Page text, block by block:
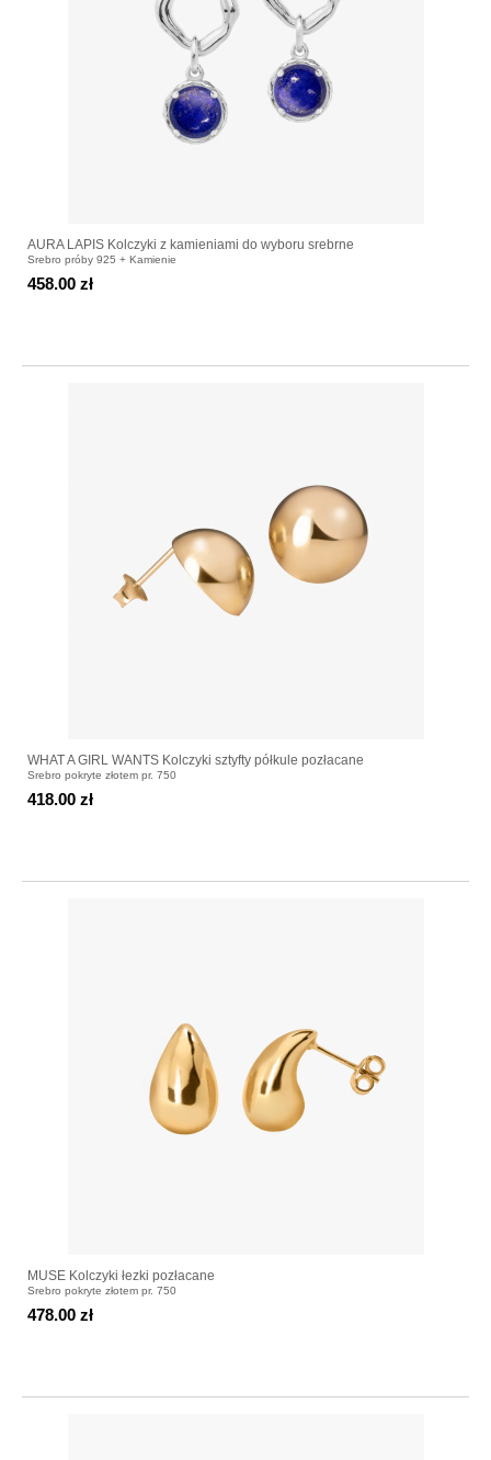
AURA LAPIS Kolczyki z kamieniami do wyboru srebrne
Srebro próby 925 + Kamienie
458.00 zł
WHAT A GIRL WANTS Kolczyki sztyfty półkule pozłacane
Srebro pokryte złotem pr. 750
418.00 zł
MUSE Kolczyki łezki pozłacane
Srebro pokryte złotem pr. 750
478.00 zł